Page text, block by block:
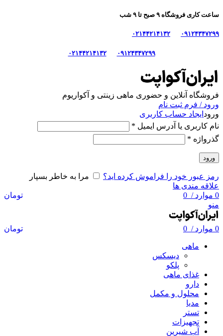
ساعت کاری فروشگاه ۹ صبح تا ۹ شب
۰۹۱۲۴۳۴۷۲۹۹ ۰۲۱۴۴۲۱۴۱۳۲
۰۹۱۲۴۳۴۷۲۹۹ ۰۲۱۴۴۲۱۴۱۳۲
فروشگاه آنلاین و حضوری ماهی‌ زینتی و آکواریوم
ورود / فرم ثبت نام
ورود ایجاد حساب کاربری
نام کاربری یا آدرس ایمیل *
گذرواژه *
ورود
رمز عبور خود را فراموش کرده اید؟
مرا به خاطر بسپار
علاقه مندی ها
0 موارد / تومان
منو
0 موارد / تومان
ماهی
دیسکس
پلکو
غذای ماهی
دارو
محلول و مکمل
مدیا
تستر
تجهیزات
آب شیرین